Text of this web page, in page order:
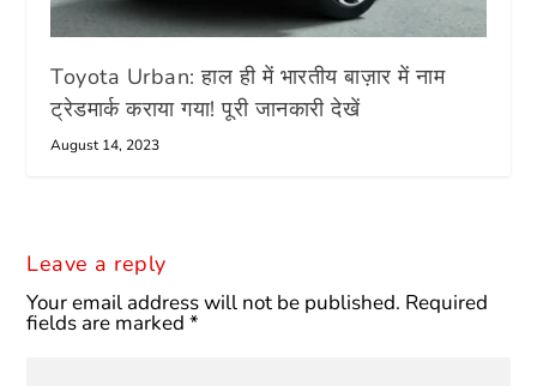
Toyota Urban: हाल ही में भारतीय बाज़ार में नाम
ट्रेडमार्क कराया गया! पूरी जानकारी देखें
August 14, 2023
Leave a reply
Your email address will not be published. Required
fields are marked*